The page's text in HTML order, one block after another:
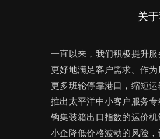
关
一直以来，我们积极提升
更好地满足客户需求。作
更多班轮停靠港口，缩短
推出太平洋中小客户服务
钩集装箱出口指数的运价
小企降低价格波动的风险